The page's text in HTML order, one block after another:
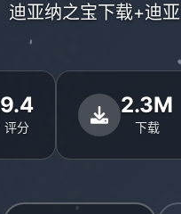
迪亚纳之宝下载+迪
9.4
评分
2.3M
下载